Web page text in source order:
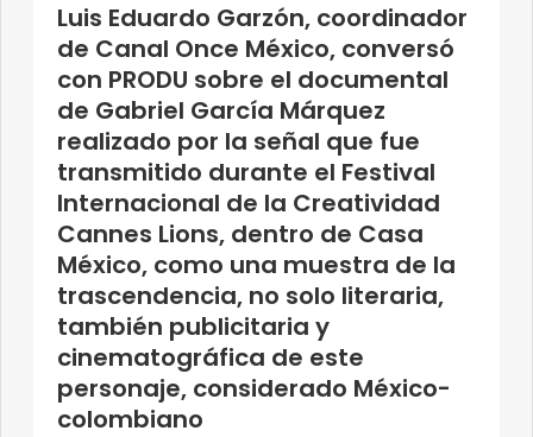
Luis Eduardo Garzón, coordinador
de Canal Once México, conversó
con PRODU sobre el documental
de Gabriel García Márquez
realizado por la señal que fue
transmitido durante el Festival
Internacional de la Creatividad
Cannes Lions, dentro de Casa
México, como una muestra de la
trascendencia, no solo literaria,
también publicitaria y
cinematográfica de este
personaje, considerado México-
colombiano